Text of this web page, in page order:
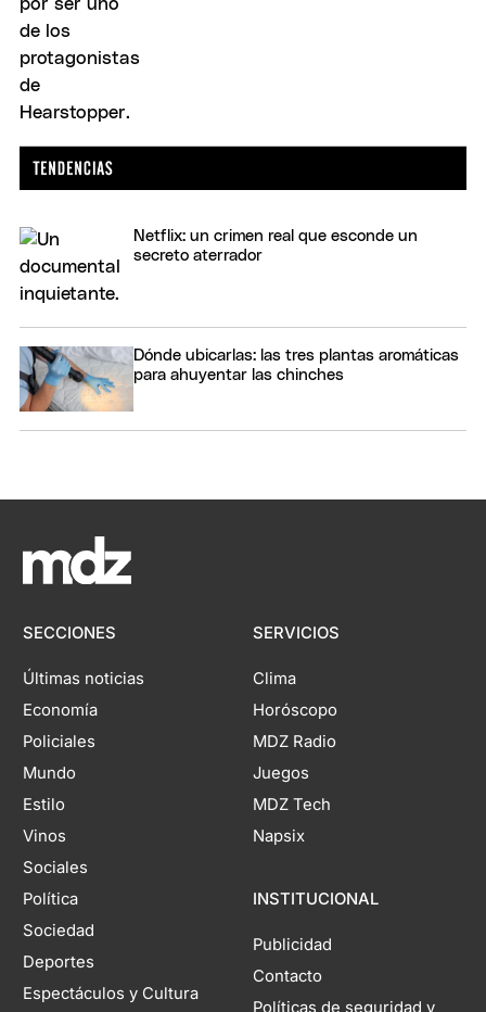
Netflix: un crimen real que esconde un
secreto aterrador
Dónde ubicarlas: las tres plantas aromáticas
para ahuyentar las chinches
SECCIONES
Últimas noticias
Economía
Policiales
Mundo
Estilo
Vinos
Sociales
Política
Sociedad
Deportes
Espectáculos y Cultura
SERVICIOS
Clima
Horóscopo
MDZ Radio
Juegos
MDZ Tech
Napsix
INSTITUCIONAL
Publicidad
Contacto